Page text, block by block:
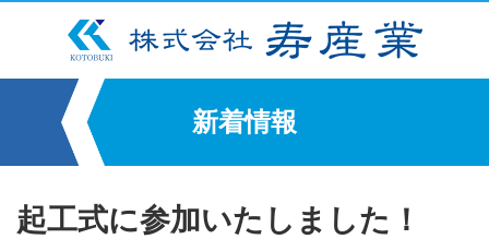
新着情報
起工式に参加いたしました！